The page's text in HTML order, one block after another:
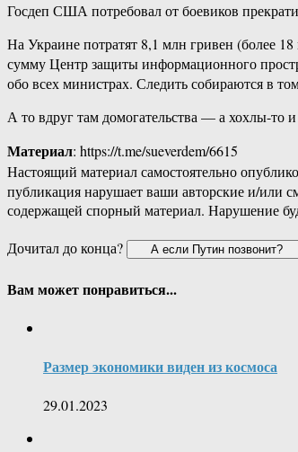
Госдеп США потребовал от боевиков
На Украине потратят 8,1 млн гривен (более
сумму Центр защиты информационного
обо всех министрах. Следить собираются в
А то вдруг там домогательства — а хохлы-то
Материал: https://t.me/sueverdem/6615
Настоящий материал самостоятельно
публикация нарушает ваши авторские и/или
содержащей спорный материал. Нарушение
Дочитал до конца?
Вам может понравиться...
Размер экономики виден из космоса
29.01.2023